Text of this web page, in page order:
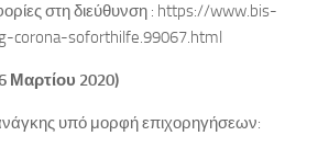
στη διεύθυνση : https://www.bis-
corona-soforthilfe.99067.html
Μαρτίου 2020)
υπό μορφή επιχορηγήσεων: